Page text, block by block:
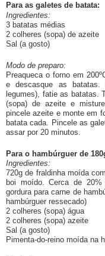
Para as galetes de batata:
Ingredientes:
3 batatas médias
2 colheres (sopa) de azeite
Sal (a gosto)
Modo de preparo:
Preaqueca o forno em
e descasque as
legumes), fatie as batatas.
(sopa) de azeite e
pincele azeite e monte em
batata cada. Pincele as
assar por 20 minutos.
Para o hambúrguer de
Ingredientes:
720g de fraldinha moída
boi moído. Cerca de
gordura para carne de
hambúrguer ressecado)
2 colheres (sopa) água
2 colheres (sopa) azeite
Sal (a gosto)
Pimenta-do-reino moída na